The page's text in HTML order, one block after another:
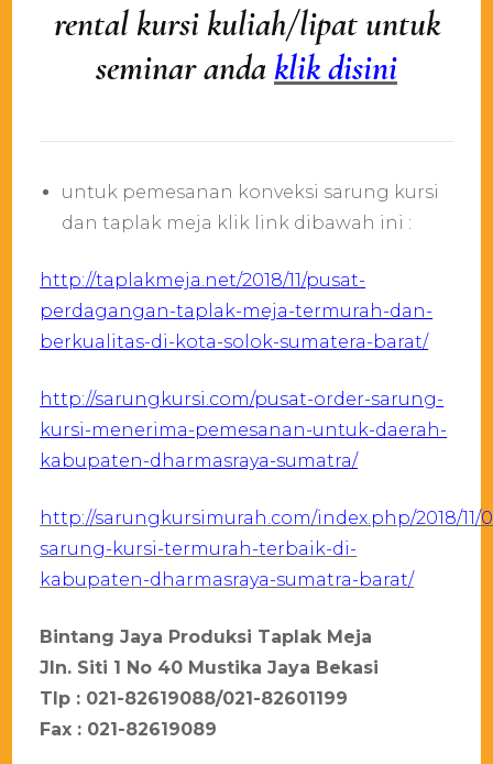
rental kursi kuliah/lipat untuk
seminar anda klik disini
untuk pemesanan konveksi sarung kursi
dan taplak meja klik link dibawah ini :
http://taplakmeja.net/2018/11/pusat-
perdagangan-taplak-meja-termurah-dan-
berkualitas-di-kota-solok-sumatera-barat/
http://sarungkursi.com/pusat-order-sarung-
kursi-menerima-pemesanan-untuk-daerah-
kabupaten-dharmasraya-sumatra/
http://sarungkursimurah.com/index.php/2018/11/
sarung-kursi-termurah-terbaik-di-
kabupaten-dharmasraya-sumatra-barat/
Bintang Jaya Produksi Taplak Meja
Jln. Siti 1 No 40 Mustika Jaya Bekasi
Tlp : 021-82619088/021-82601199
Fax : 021-82619089